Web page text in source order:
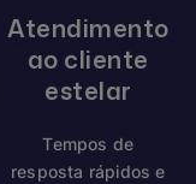
Atendimento
ao cliente
estelar
Tempos de
resposta rápidos e